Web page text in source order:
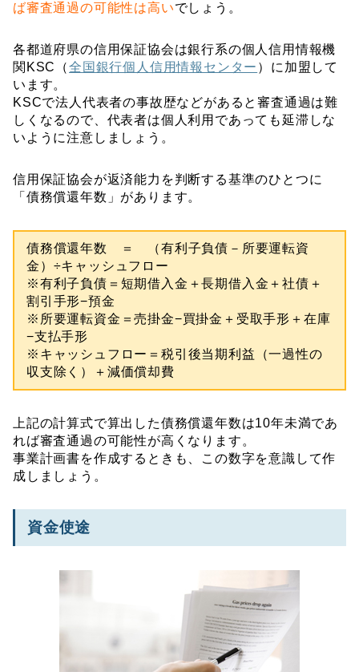
ば審査通過の可能性は高いでしょう。
各都道府県の信用保証協会は銀行系の個人信用情報機
関KSC（全国銀行個人信用情報センター ）に加盟して
います。
KSCで法人代表者の事故歴などがあると審査通過は難
しくなるので、代表者は個人利用であっても延滞しな
いように注意しましょう。
信用保証協会が返済能力を判断する基準のひとつに
「債務償還年数」があります。
債務償還年数 ＝ （有利子負債－所要運転資
金）÷キャッシュフロー
※有利子負債＝短期借入金＋長期借入金＋社債＋
割引手形−預金
※所要運転資金＝売掛金−買掛金＋受取手形＋在庫
−支払手形
※キャッシュフロー＝税引後当期利益（一過性の
収支除く）＋減価償却費
上記の計算式で算出した債務償還年数は10年未満であ
れば審査通過の可能性が高くなります。
事業計画書を作成するときも、この数字を意識して作
成しましょう。
資金使途